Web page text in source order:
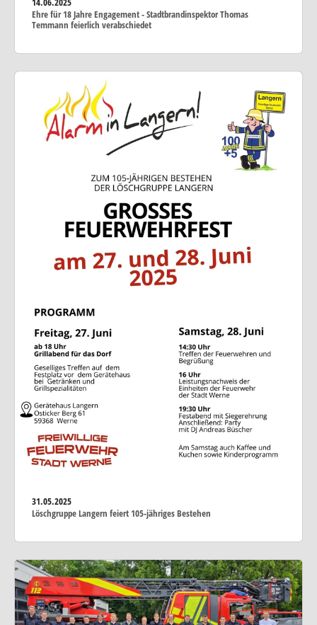
Ehre für 18 Jahre Engagement - Stadtbrandinspektor Thomas
Temmann feierlich verabschiedet
31.05.2025
Löschgruppe Langern feiert 105-jähriges Bestehen